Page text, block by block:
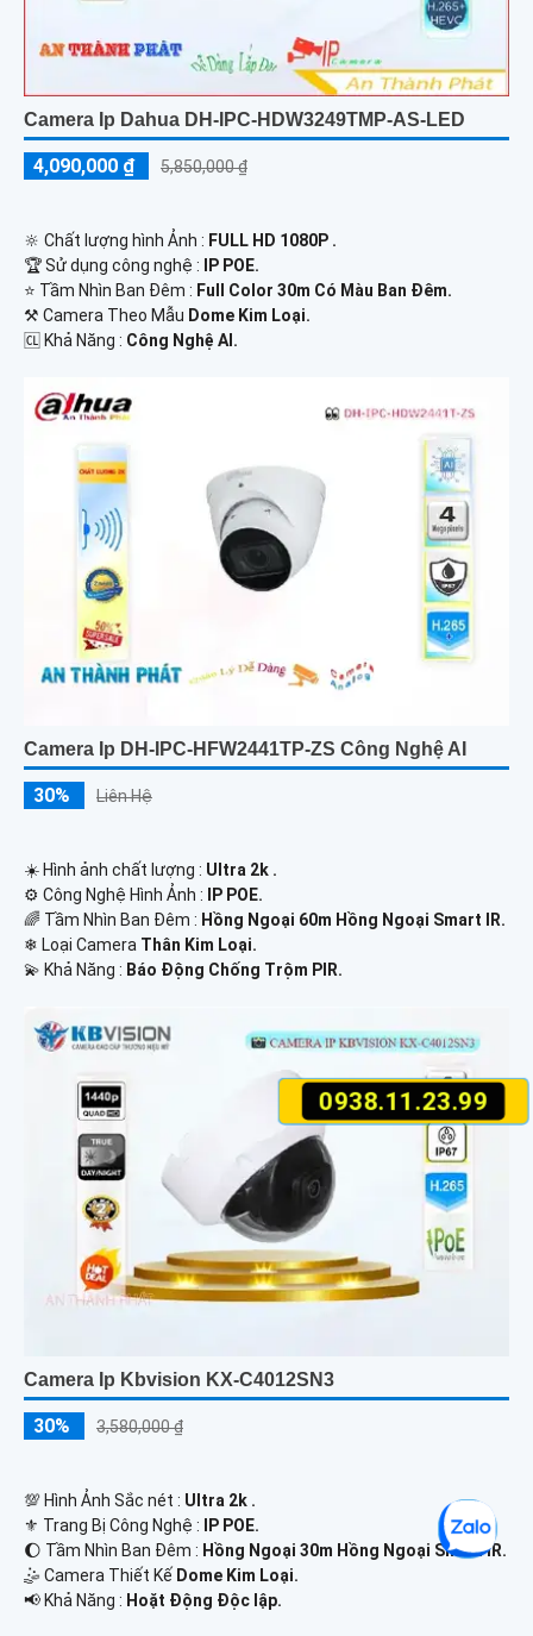
0938.11.23.99
Camera Ip Dahua DH-IPC-HDW3249TMP-AS-LED
4,090,000 ₫ 5,850,000 ₫
🔆 Chất lượng hình Ảnh : FULL HD 1080P .
🏆 Sử dụng công nghệ : IP POE.
⭐ Tầm Nhìn Ban Đêm : Full Color 30m Có Màu Ban Đêm.
⚒ Camera Theo Mẫu Dome Kim Loại.
️🆑 Khả Năng : Công Nghệ AI.
Camera Ip DH-IPC-HFW2441TP-ZS Công Nghệ AI
30% Liên Hệ
☀️ Hình ảnh chất lượng : Ultra 2k .
⚙ Công Nghệ Hình Ảnh :
IP POE.
🌈 Tầm Nhìn Ban Đêm : Hồng Ngoại 60m Hồng Ngoại Smart IR.
❄ Loại Camera Thân Kim Loại.
️💫 Khả Năng : Báo Động Chống Trộm PIR.
Camera Ip Kbvision KX-C4012SN3
30% 3,580,000 ₫
💯 Hình Ảnh Sắc nét : Ultra 2k .
⚜️ Trang Bị Công Nghệ :
IP POE.
🌔 Tầm Nhìn Ban Đêm : Hồng Ngoại 30m Hồng Ngoại Smart IR.
🤹 Camera Thiết Kế Dome Kim Loại.
️📢 Khả Năng : Hoặt Động Độc lập.